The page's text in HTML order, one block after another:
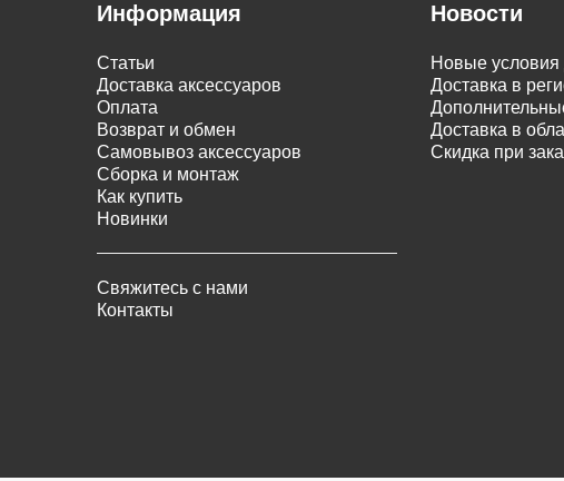
Информация
Статьи
Доставка аксессуаров
Оплата
Возврат и обмен
Самовывоз аксессуаров
Сборка и монтаж
Как купить
Новинки
Свяжитесь с нами
Контакты
Новости
Новые условия
Доставка в
Доставка в
Скидка при